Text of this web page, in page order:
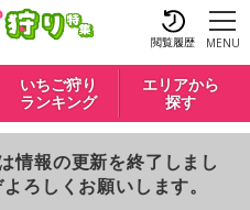
閲覧履歴 MENU
いちご狩り
ランキング
エリアから
探す
情報の更新を終了しまし
ろしくお願いします。